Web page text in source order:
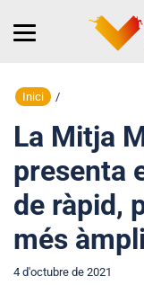
Inici /
La Mitja
presenta
de ràpid,
més
4 d'octubre de 2021